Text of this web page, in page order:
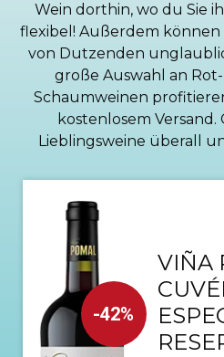
Wein dorthin, wo du Sie
flexibel! Außerdem
von Dutzenden
große Auswahl an Rot-
Schaumweinen
kostenlosem Versand.
Lieblingsweine überall
-42%
VIÑA